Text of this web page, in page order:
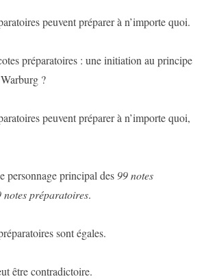
peuvent préparer à n’importe quoi.
préparatoires : une initiation au principe
?
peuvent préparer à n’importe quoi,
personnage principal des 99 notes
préparatoires.
sont égales.
être contradictoire.